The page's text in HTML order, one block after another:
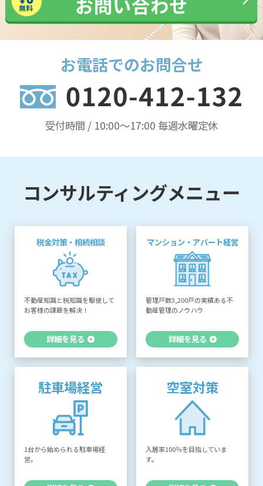
お電話でのお問合せ
受付時間 / 10:00〜17:00 毎週水曜定休
コンサルティングメニュー
税金対策・相続相談
不動産知識と税知識を駆使して
お客様の課題を解決！
詳細を見る
マンション・アパート経営
管理戸数3,200戸の実績ある不
動産管理のノウハウ
詳細を見る
駐車場経営
1台から始められる駐車場経
営。
空室対策
入居率100％を目指していま
す。